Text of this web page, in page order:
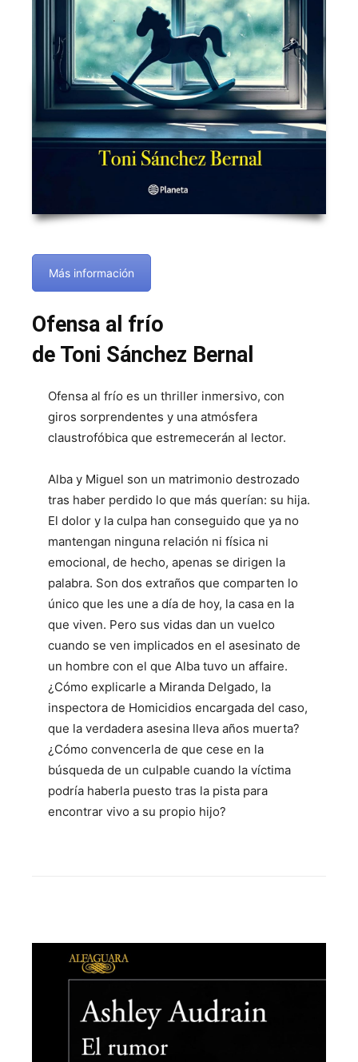
Más información
Ofensa al frío
de Toni Sánchez Bernal
Ofensa al frío es un thriller inmersivo, con
giros sorprendentes y una atmósfera
claustrofóbica que estremecerán al lector.
Alba y Miguel son un matrimonio destrozado
tras haber perdido lo que más querían: su hija.
El dolor y la culpa han conseguido que ya no
mantengan ninguna relación ni física ni
emocional, de hecho, apenas se dirigen la
palabra. Son dos extraños que comparten lo
único que les une a día de hoy, la casa en la
que viven. Pero sus vidas dan un vuelco
cuando se ven implicados en el asesinato de
un hombre con el que Alba tuvo un affaire.
¿Cómo explicarle a Miranda Delgado, la
inspectora de Homicidios encargada del caso,
que la verdadera asesina lleva años muerta?
¿Cómo convencerla de que cese en la
búsqueda de un culpable cuando la víctima
podría haberla puesto tras la pista para
encontrar vivo a su propio hijo?